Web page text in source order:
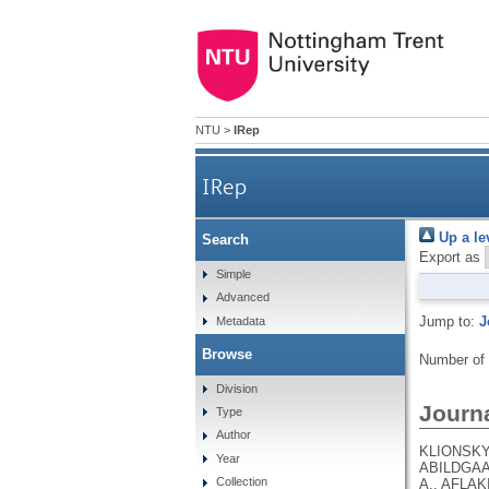
NTU > IRep
IRep
Up a
Export as
Jump to:
Number
KLIONSKY, D.J., ABDEL-AZIZ, A.K., ABDELFATAH, S., ABDELLATIF, M., ABDOLI, A., ABEL, S., ABELIOVICH, H., ABILDGAARD, M.H., ABUDU, Y.P., ACEVEDO-AROZENA, A., ADAMOPOULOS, I.E., ADELI, K., ADOLPH, T.E., ADORNETTO, A., AFLAKI, E., AGAM, G., AGARWAL, A., AGGARWAL, B.B., AGNELLO, M., AGOSTINIS, P., AGREWALA, J.N., AGROTIS, A., AGUILAR, P.V., AHMAD, S. .T., AHMED, Z.M., AHUMADA-CASTRO, U., AITS, S., AIZAWA, S., AKKOC, Y., AKOUMIANAKI, T., AKPINAR, H.A., AL-ABD, A.M., AL-AKRA, L., AL-GHARAIBEH, A., ALAOUI-JAMALI, M.A., ALBERTI, S., ALCOCER-GÓMEZ, E., ALESSANDRI, C., ALI, M., ALIM AL-BARI, M. .A., ALIWAINI, S., ALIZADEH, J., ALMACELLAS, E., ALMASAN, A., ALONSO, A., ALONSO, G.D., ALTAN-BONNET, N., ALTIERI, D.C., ÁLVAREZ, É.M. .C., ALVES, S., ALVES DA COSTA, C., ALZAHARNA, M.M., AMADIO, M., AMANTINI, C., AMARAL, C., AMBROSIO, S., AMER, A.O., AMMANATHAN, V., AN, Z.,
Search
Simple
Advanced
Metadata
Browse
Division
Type
Author
Year
Collection